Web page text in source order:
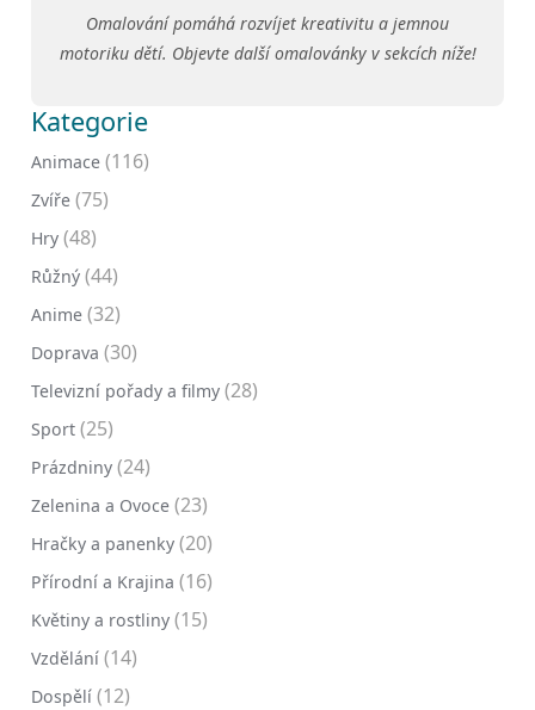
Omalování pomáhá rozvíjet kreativitu a jemnou
motoriku dětí. Objevte další omalovánky v sekcích níže!
Kategorie
Animace (116)
Zvíře (75)
Hry (48)
Růžný (44)
Anime (32)
Doprava (30)
Televizní pořady a filmy (28)
Sport (25)
Prázdniny (24)
Zelenina a Ovoce (23)
Hračky a panenky (20)
Přírodní a Krajina (16)
Květiny a rostliny (15)
Vzdělání (14)
Dospělí (12)